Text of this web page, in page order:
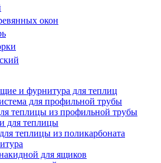
окон
и фурнитура для теплиц
для профильной трубы
теплицы из профильной трубы
для теплицы
теплицы из поликарбоната
для ящиков